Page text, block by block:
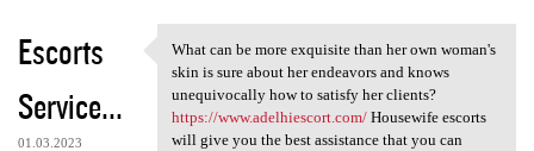
Escorts
Service...
01.03.2023
What can be more exquisite
What can be more exquisite than her own woman's
skin is sure about her endeavors and knows
unequivocally how to satisfy her clients?
https://www.adelhiescort.com/Housewife escorts
will give you the best assistance that you can